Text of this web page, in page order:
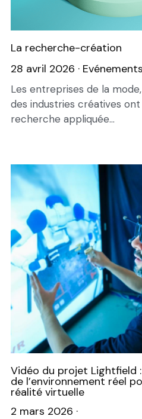
La recherche-création
28 avril 2026 · Evénements
Les entreprises de la
des industries créatives
recherche appliquée...
Vidéo du projet Lightfield
de l’environnement réel
réalité virtuelle
2 mars 2026 ·